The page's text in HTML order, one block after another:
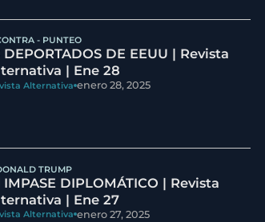
- PUNTEO
DEPORTADOS DE EEUU | Revista
| Ene 28
Alternativa enero 28, 2025
TRUMP
IMPASE DIPLOMÁTICO | Revista
| Ene 27
Alternativa enero 27, 2025